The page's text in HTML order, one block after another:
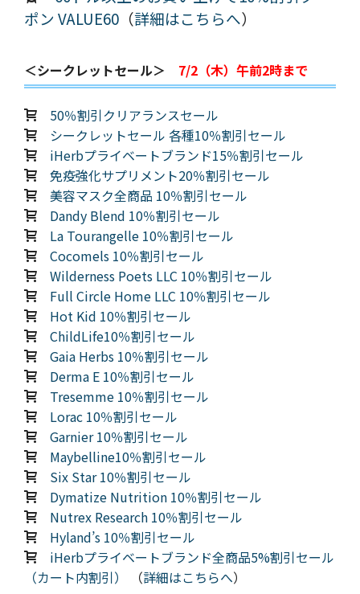
ポン VALUE60 （詳細はこちらへ）
＜シークレットセール＞ 7/2（木）午前2時まで
50％割引クリアランスセール
シークレットセール 各種10％割引セール
iHerbプライベートブランド15％割引セール
免疫強化サプリメント20％割引セール
美容マスク全商品 10％割引セール
Dandy Blend 10％割引セール
La Tourangelle 10％割引セール
Cocomels 10％割引セール
Wilderness Poets LLC 10％割引セール
Full Circle Home LLC 10％割引セール
Hot Kid 10％割引セール
ChildLife10％割引セール
Gaia Herbs 10％割引セール
Derma E 10％割引セール
Tresemme 10％割引セール
Lorac 10％割引セール
Garnier 10％割引セール
Maybelline10％割引セール
Six Star 10％割引セール
Dymatize Nutrition 10％割引セール
Nutrex Research 10％割引セール
Hyland’s 10％割引セール
iHerbプライベートブランド全商品5%割引セール
（カート内割引）
（詳細はこちらへ）